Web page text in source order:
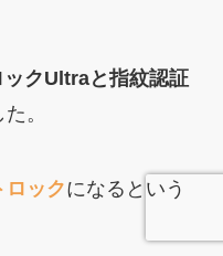
ックUltraと指紋認証
。
ロックになるという